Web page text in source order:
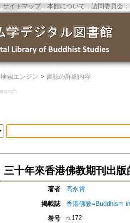
サイトマップ．本館について ． 諮問委員会 ．
検索エンジン > 書誌の詳細内容
三十年來香港佛教期刊出版
著者
高永霄
掲載誌
香港佛教=Buddhism
巻号
n.172